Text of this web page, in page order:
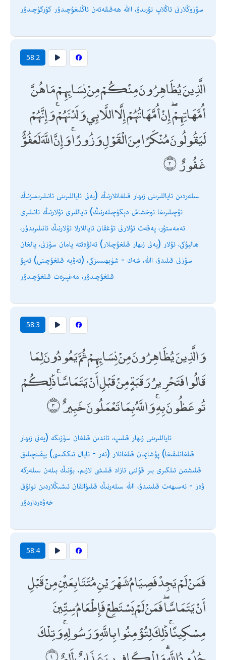
سۆزۈڭلارنى ئاڭلاپ تۇرىدۇ، اﷲ ھەقىقەتەن ئاڭلىغۇچىدۇر كۆرگۈچىدۇر
58:2
الَّذِينَ يُظَاهِرُونَ مِنْكُمْ مِنْ نِسَائِهِمْ مَا هُنَّ
أُمَّهَاتِهِمْ ۖ إِنْ أُمَّهَاتُهُمْ إِلَّا اللَّائِي وَلَدْنَهُمْ ۚ وَإِنَّهُمْ
لَيَقُولُونَ مُنْكَرًا مِنَ الْقَوْلِ وَزُورًا ۚ وَإِنَّ اللَّهَ لَعَفُوٌّ
غَفُورٌ
سىلەردىن ئاياللىرىنى زىھار قىلغانلارنىڭ (يەنى ئاياللىرىنى ئانىلىرىمىزنىڭ
ئۇچىلىرىغا ئوخشاش دېگۈچىلەرنىڭ) ئاياللىرى ئۇلارنىڭ ئانىلىرى
ئەمەستۇر، پەقەت ئۇلارنى تۇغقان ئاياللارلا ئۇلارنىڭ ئانىلىرىدۇر،
ھالبۇكى، ئۇلار (يەنى زىھار قىلغۇچىلار) ئەلۋەتتە يامان سۆزنى، يالغان
سۆزنى قىلىدۇ، اﷲ، شەك - شۈبھىسىزكى، (تەۋبە قىلغۇچىنى) ئەپۇ
قىلغۇچىدۇر، مەغپىرەت قىلغۇچىدۇر
58:3
وَالَّذِينَ يُظَاهِرُونَ مِنْ نِسَائِهِمْ ثُمَّ يَعُودُونَ لِمَا
قَالُوا فَتَحْرِيرُ رَقَبَةٍ مِنْ قَبْلِ أَنْ يَتَمَاسَّا ۚ ذَٰلِكُمْ
تُوعَظُونَ بِهِ ۚ وَاللَّهُ بِمَا تَعْمَلُونَ خَبِيرٌ
ئاياللىرىنى زىھار قىلىپ، ئاندىن قىلغان سۆزىگە (يەنى زىھار
قىلغانلىقىغا) پۇشايمان قىلغانلار (ئەر - ئايال ئىككىسى) يېقىنچىلىق
قىلىشتىن ئىلگىرى بىر قۇلنى ئازاد قىلىشى لازىم. بۇنىڭ بىلەن سىلەرگە
ۋەز - نەسىھەت قىلىنىدۇ، اﷲ سىلەرنىڭ قىلىۋاتقان ئىشىڭلاردىن تولۇق
خەۋەرداردۇر
58:4
فَمَنْ لَمْ يَجِدْ فَصِيَامُ شَهْرَيْنِ مُتَتَابِعَيْنِ مِنْ قَبْلِ
أَنْ يَتَمَاسَّا ۖ فَمَنْ لَمْ يَسْتَطِعْ فَإِطْعَامُ سِتِّينَ
مِسْكِينًا ۚ ذَٰلِكَ لِتُؤْمِنُوا بِاللَّهِ وَرَسُولِهِ ۚ وَتِلْكَ